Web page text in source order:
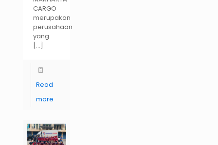
CARGO
merupakan
perusahaan
yang
[…]
Read
more